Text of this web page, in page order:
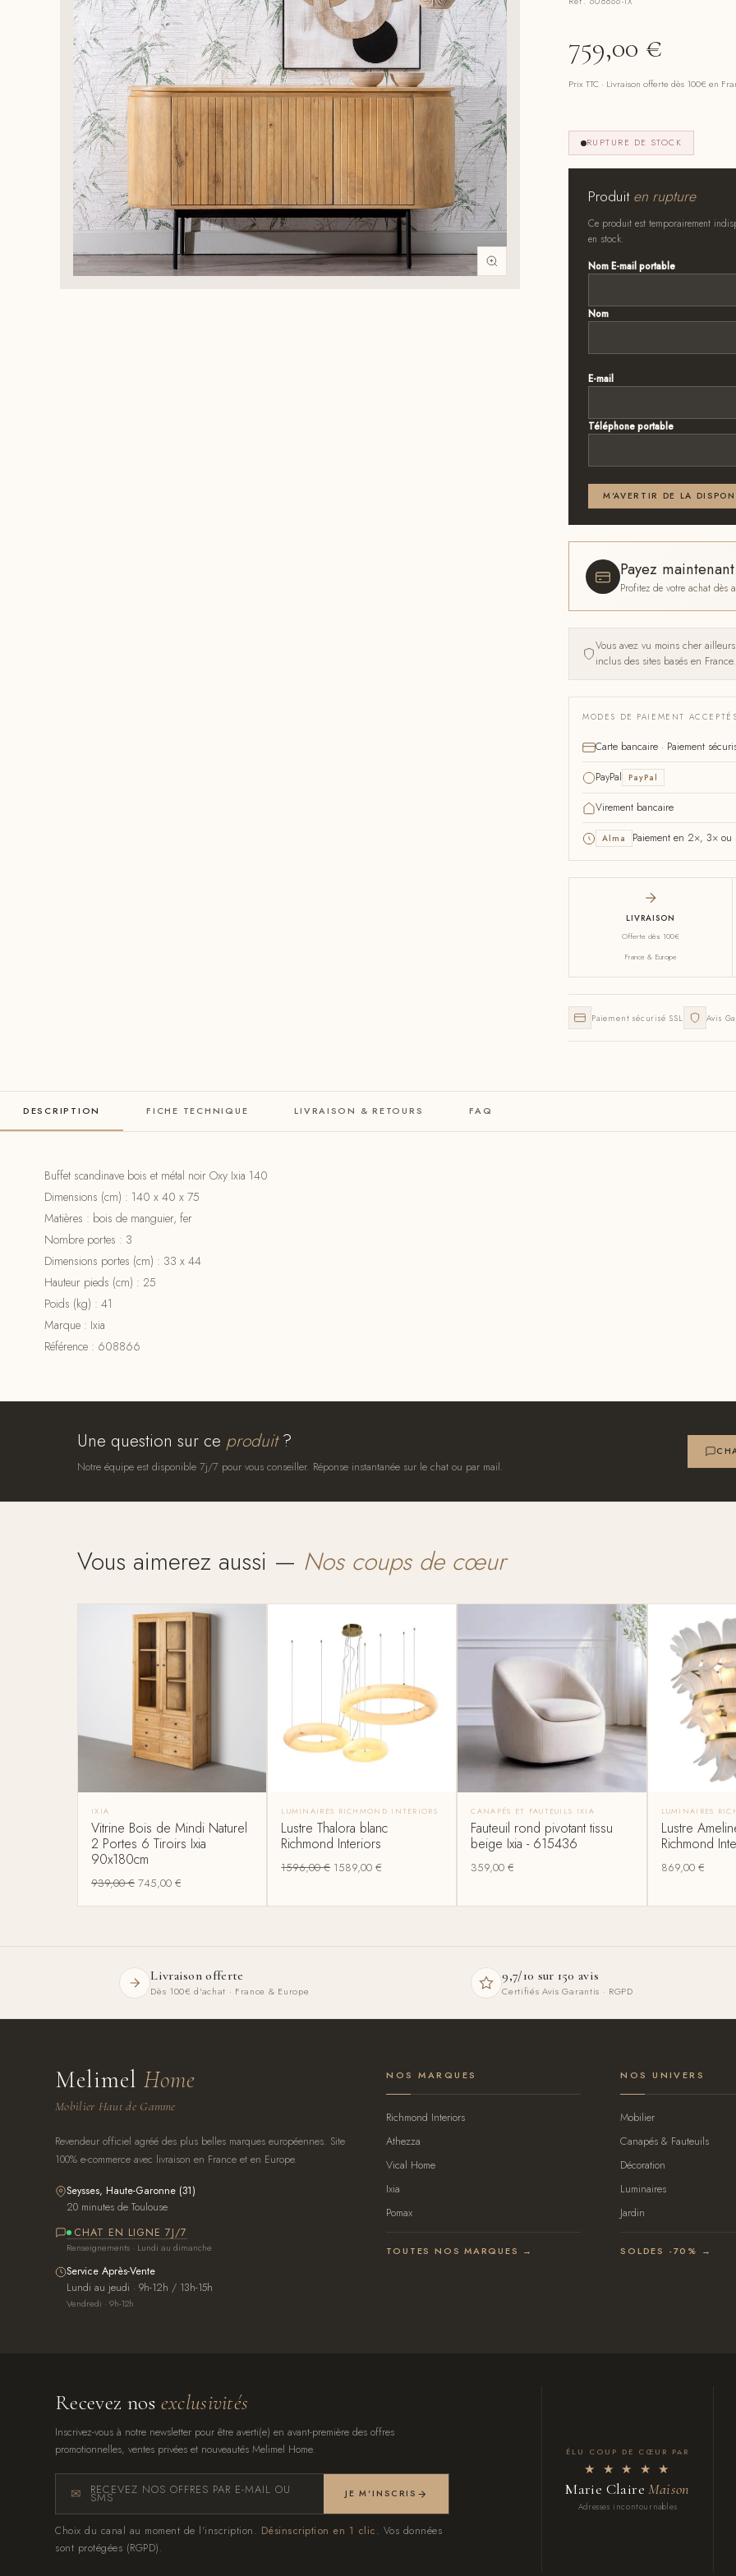
759,00 €
Prix TTC · Livraison offerte dès 100€ en
RUPTURE DE STOCK
Produiten rupture
Ce produit est temporairement
en stock.
Nom E-mail portable
Nom
E-mail
Téléphone portable
M'AVERTIR DE LA
Payez
Profitez de votre achat
Vous avez vu moins cher
inclus des sites basés en France.
MODES DE PAIEMENT ACCEPTÉS
Carte bancaire · Paiement
PayPal PayPal
Virement bancaire
Alma Paiement en 2×, 3×
LIVRAISON
Offerte dès 100€
France & Europe
Paiement sécurisé SSL Avis
DESCRIPTION FICHE TECHNIQUE LIVRAISON & RETOURS FAQ
Buffet scandinave bois et métal noir Oxy Ixia 140
Dimensions (cm) : 140 x 40 x 75
Matières : bois de manguier, fer
Nombre portes : 3
Dimensions portes (cm) : 33 x 44
Hauteur pieds (cm) : 25
Poids (kg) : 41
Marque : Ixia
Référence : 608866
Une question sur ce produit?
Notre équipe est disponible 7j/7 pour vous conseiller. Réponse instantanée sur le chat ou par mail.
Vous aimerez aussi — Nos coups de cœur
IXIA
Vitrine Bois de Mindi Naturel
2 Portes 6 Tiroirs Ixia
90x180cm
939,00€ 745,00€
LUMINAIRES RICHMOND INTERIORS
Lustre Thalora blanc
Richmond Interiors
1596,00€ 1589,00€
CANAPÉS ET FAUTEUILS IXIA
Fauteuil rond pivotant tissu
beige Ixia - 615436
359,00€
LUMINAIRES
Lustre
Richmond
869,00 €
Livraison offerte
Dès 100€ d'achat · France & Europe
9,7/10 sur 150 avis
Certifiés Avis Garantis · RGPD
MelimelHome
Mobilier Haut de Gamme
Revendeur officiel agréé des plus belles marques européennes. Site
100% e-commerce avec livraison en France et en Europe.
Seysses, Haute-Garonne (31)
20 minutes de Toulouse
CHAT EN LIGNE 7J/7
Renseignements · Lundi au dimanche
Service Après-Vente
Lundi au jeudi · 9h-12h / 13h-15h
Vendredi · 9h-12h
NOS MARQUES
Richmond Interiors
Athezza
Vical Home
Ixia
Pomax
TOUTES NOS MARQUES →
NOS UNIVERS
Mobilier
Canapés & Fauteuils
Décoration
Luminaires
Jardin
SOLDES -70% →
Recevez nos exclusivités
Inscrivez-vous à notre newsletter pour être averti(e) en avant-première des offres
promotionnelles, ventes privées et nouveautés Melimel Home.
RECEVEZ NOS OFFRES PAR E-MAIL OU
SMS JE M'INSCRIS
Choix du canal au moment de l'inscription. Désinscription en 1 clic. Vos données
sont protégées (RGPD).
ÉLU COUP DE CŒUR PAR
★ ★ ★ ★ ★
Marie ClaireMaison
Adresses incontournables